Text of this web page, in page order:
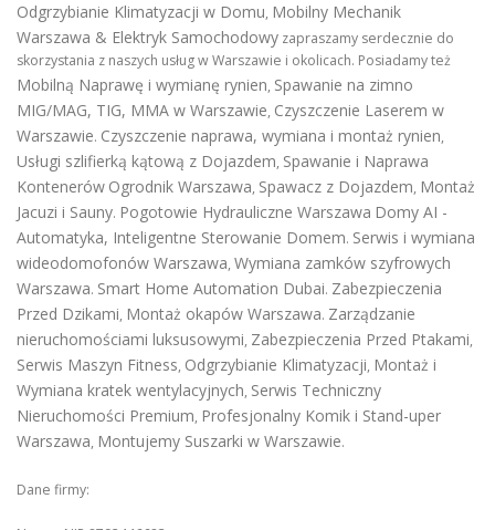
Odgrzybianie Klimatyzacji w Domu, Mobilny Mechanik
Warszawa & Elektryk Samochodowy zapraszamy serdecznie do
skorzystania z naszych usług w Warszawie i okolicach. Posiadamy też
Mobilną Naprawę i wymianę rynien, Spawanie na zimno
MIG/MAG, TIG, MMA w Warszawie, Czyszczenie Laserem w
Warszawie. Czyszczenie naprawa, wymiana i montaż rynien,
Usługi szlifierką kątową z Dojazdem, Spawanie i Naprawa
Kontenerów Ogrodnik Warszawa, Spawacz z Dojazdem, Montaż
Jacuzi i Sauny. Pogotowie Hydrauliczne Warszawa Domy AI -
Automatyka, Inteligentne Sterowanie Domem. Serwis i wymiana
wideodomofonów Warszawa, Wymiana zamków szyfrowych
Warszawa. Smart Home Automation Dubai. Zabezpieczenia
Przed Dzikami, Montaż okapów Warszawa. Zarządzanie
nieruchomościami luksusowymi, Zabezpieczenia Przed Ptakami,
Serwis Maszyn Fitness, Odgrzybianie Klimatyzacji, Montaż i
Wymiana kratek wentylacyjnych, Serwis Techniczny
Nieruchomości Premium, Profesjonalny Komik i Stand-uper
Warszawa, Montujemy Suszarki w Warszawie.
Dane firmy: